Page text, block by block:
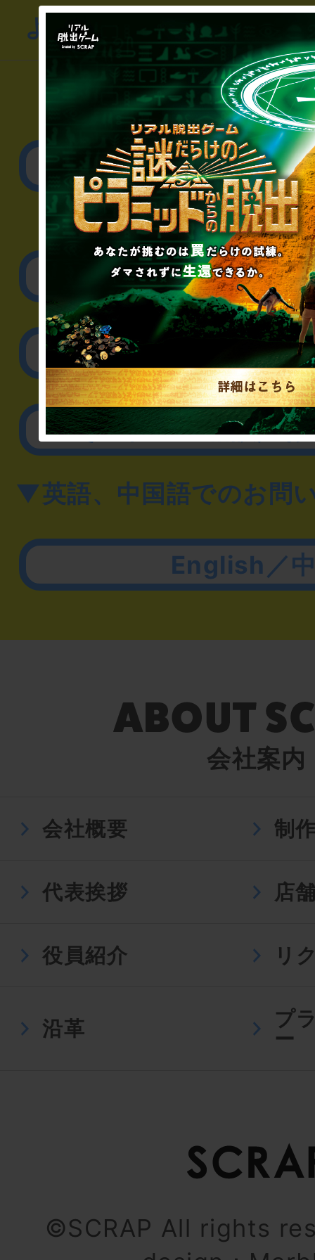
よくあるお問い合わせ
▼一般のお客様
公演内容、チケット
▼企業／法人の方
リアル脱出ゲーム制作
取材に関するお
その他のご相談／
▼英語、中国語でのお問
English／
会社案内
会社概要 制
代表挨拶 店
役員紹介 リ
沿革
プ
ー
©SCRAP All rights